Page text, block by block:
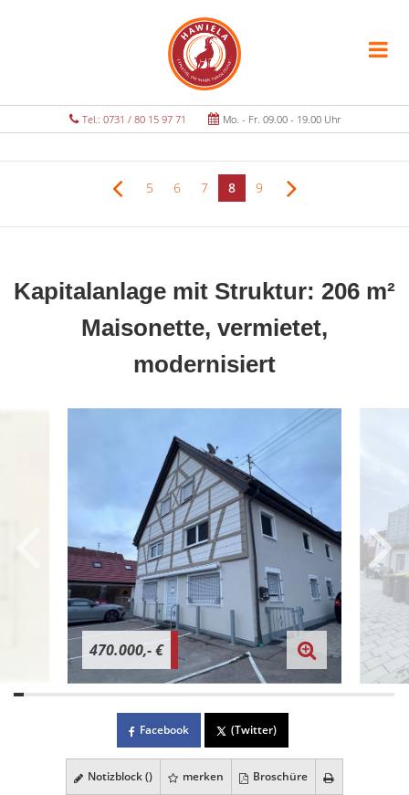
Tel.: 0731 / 80 15 97 71 Mo. - Fr. 09.00 - 19.00 Uhr
5 6 7 8 9
Kapitalanlage mit Struktur: 206 m²
Maisonette, vermietet,
modernisiert
470.000,- €
Facebook (Twitter)
Notizblock () merken Broschüre